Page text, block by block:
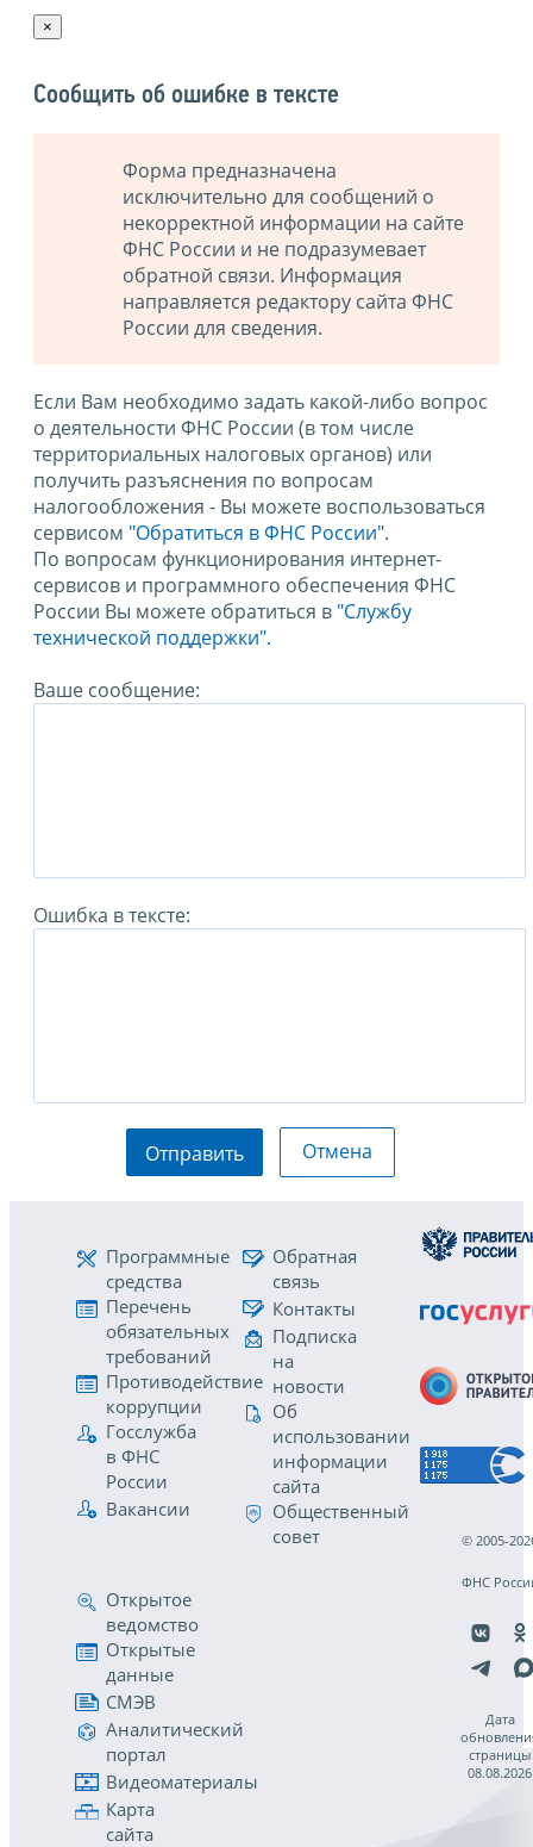
×
Сообщить об ошибке в тексте
Форма предназначена
исключительно для сообщений о
некорректной информации на сайте
ФНС России и не подразумевает
обратной связи. Информация
направляется редактору сайта ФНС
России для сведения.
Если Вам необходимо задать какой-либо вопрос
о деятельности ФНС России (в том числе
территориальных налоговых органов) или
получить разъяснения по вопросам
налогообложения - Вы можете воспользоваться
сервисом "Обратиться в ФНС России".
По вопросам функционирования интернет-
сервисов и программного обеспечения ФНС
России Вы можете обратиться в "Службу
технической поддержки".
Ваше сообщение:
Ошибка в тексте:
Отправить Отмена
Программные
средства
Перечень
обязательных
требований
Противодействие
коррупции
Госслужба
в ФНС
России
Вакансии
Обратная
связь
Контакты
Подписка
на
новости
Об
использовании
информации
сайта
Общественный
совет
Открытое
ведомство
Открытые
данные
СМЭВ
Аналитический
портал
Видеоматериалы
Карта
сайта
© 2005-
ФНС
Дата
страницы
08.08.2026